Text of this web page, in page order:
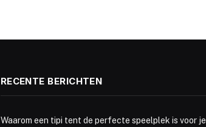
RECENTE BERICHTEN
Waarom een tipi tent de perfecte speelplek is voor je